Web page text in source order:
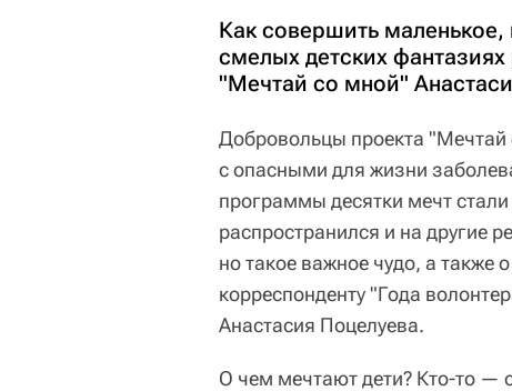
Как совершить
смелых детских
"Мечтай со мной"
Добровольцы проекта
с опасными для жизни
программы десятки мечт
распространился и на другие
но такое важное чудо, а также
корреспонденту "Года
Анастасия Поцелуева.
О чем мечтают дети? Кто-то —